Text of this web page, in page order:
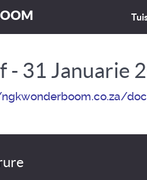
- 31 Januarie